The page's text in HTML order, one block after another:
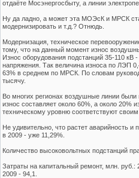
отдаёте Мосэнергосбыту, а линии
Ну да ладно, а может эта МОЭсК и МРСК
модернизировать и т.д.? Отнюдь.
Модернизация, техническое
тому, что на данный момент износ
Износ оборудования подстанций 35-110 кВ
напряжения. Так величина износа по ЛЭП
63% в среднем по МРСК. По словам
тысячу.
Во многих регионах воздушные линии
износ составляет около 60%, а около 20%
техническому уровню соответствуют
Не удивительно, что растет аварийность и
в 2009 - уже 11,29%.
Количество высоковольтных подстанций
Затраты на капитальный ремонт, млн. руб.:
2009 - 94,1.